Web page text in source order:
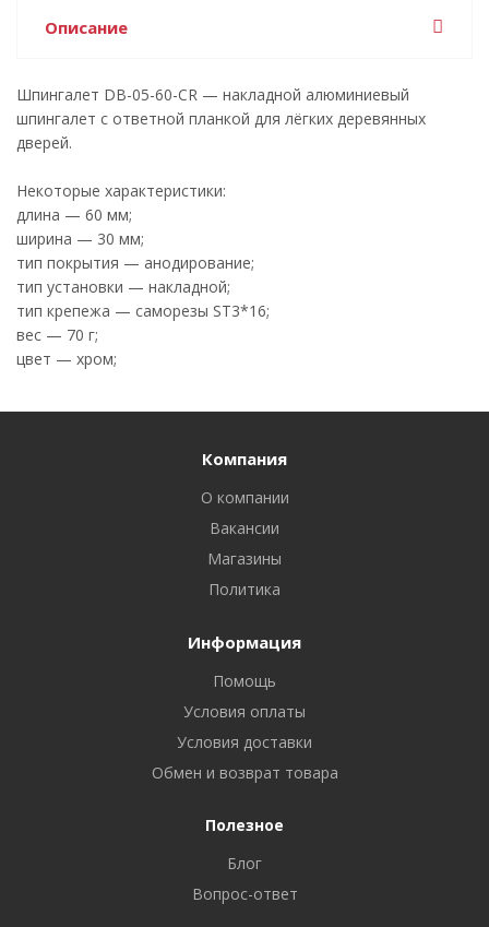
Описание
Шпингалет DB-05-60-CR — накладной алюминиевый
шпингалет с ответной планкой для лёгких деревянных
дверей.
Некоторые характеристики:
длина — 60 мм;
ширина — 30 мм;
тип покрытия — анодирование;
тип установки — накладной;
тип крепежа — саморезы ST3*16;
вес — 70 г;
цвет — хром;
Компания
О компании
Вакансии
Магазины
Политика
Информация
Помощь
Условия оплаты
Условия доставки
Обмен и возврат товара
Полезное
Блог
Вопрос-ответ